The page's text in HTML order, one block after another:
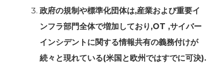
政府の規制や標準化団体は,産業および重要イ
ンフラ部門全体で増加しており,OT ,サイバー
インシデントに関する情報共有の義務付けが
続々と現れている(米国と欧州ではすでに可決).